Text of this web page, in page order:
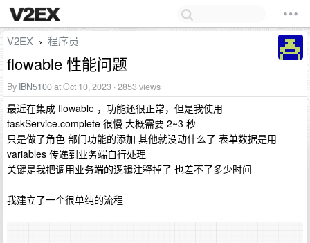
V2EX › 程序员
flowable 性能问题
By IBN5100at Oct 10, 2023 · 2853 views
最近在集成 flowable ，功能还很正常，但是我使用
taskService.complete 很慢 大概需要 2~3 秒
只是做了角色 部门功能的添加 其他就没动什么了 表单数据是用
variables 传递到业务端自行处理
关键是我把调用业务端的逻辑注释掉了 也差不了多少时间
我建立了一个很单纯的流程